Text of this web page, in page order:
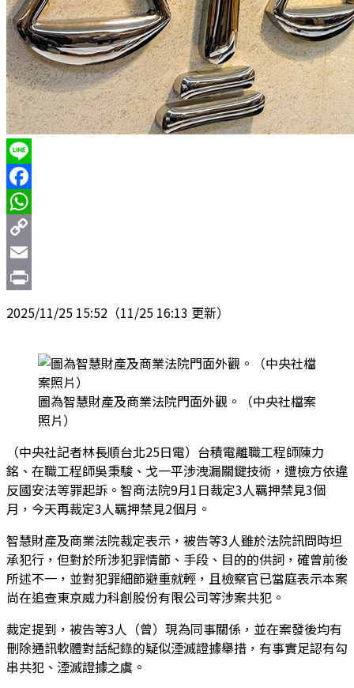
Line
Facebook
WhatsApp
Copy
Link
Email
2025/11/25 15:52 （11/25 16:13 更新）
圖為智慧財產及商業法院門面外觀。（中央社檔案
照片）
（中央社記者林長順台北25日電）台積電離職工程師陳力
銘、在職工程師吳秉駿、戈一平涉洩漏關鍵技術，遭檢方依違
反國安法等罪起訴。智商法院9月1日裁定3人羈押禁見3個
月，今天再裁定3人羈押禁見2個月。
智慧財產及商業法院裁定表示，被告等3人雖於法院訊問時坦
承犯行，但對於所涉犯罪情節、手段、目的的供詞，確曾前後
所述不一，並對犯罪細節避重就輕，且檢察官已當庭表示本案
尚在追查東京威力科創股份有限公司等涉案共犯。
裁定提到，被告等3人（曾）現為同事關係，並在案發後均有
刪除通訊軟體對話紀錄的疑似湮滅證據舉措，有事實足認有勾
串共犯、湮滅證據之虞。